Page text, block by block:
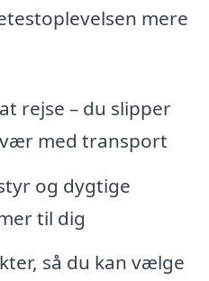
mere
rejse – du slipper
med transport
og dygtige
til dig
så du kan vælge